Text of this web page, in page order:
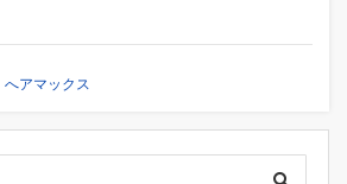
へアマックス